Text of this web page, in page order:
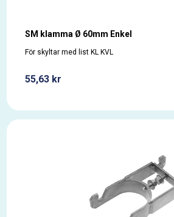
SM klamma Ø 60mm Enkel
För skyltar med list KL KVL
55,63 kr